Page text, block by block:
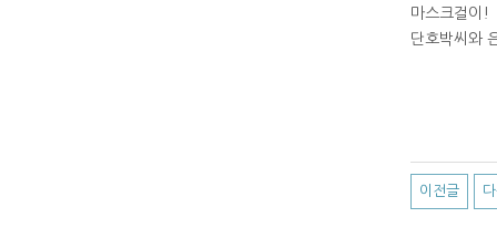
마스크걸이!
단호박씨와
이전글